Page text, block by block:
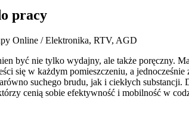
pracy
Online / Elektronika, RTV, AGD
być nie tylko wydajny, ale także poręczny.
się w każdym pomieszczeniu, a
suchego brudu, jak i ciekłych
cenią sobie efektywność i mobilność w